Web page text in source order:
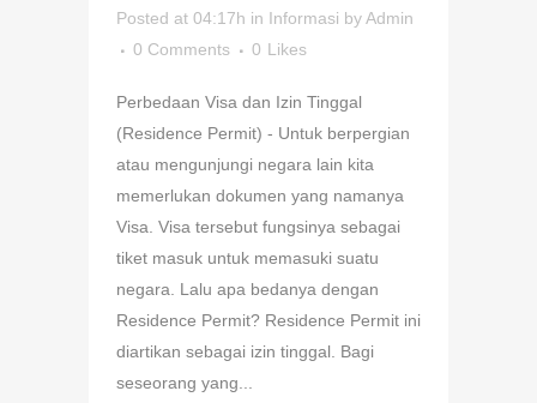
Posted at 04:17h in Informasi byAdmin
0 Comments
0 Likes
Perbedaan Visa dan Izin Tinggal
(Residence Permit) - Untuk berpergian
atau mengunjungi negara lain kita
memerlukan dokumen yang namanya
Visa. Visa tersebut fungsinya sebagai
tiket masuk untuk memasuki suatu
negara. Lalu apa bedanya dengan
Residence Permit? Residence Permit ini
diartikan sebagai izin tinggal. Bagi
seseorang yang...